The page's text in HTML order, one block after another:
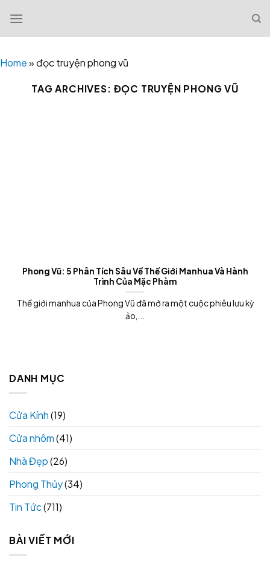
content
Home» đọc truyện phong vũ
TAG ARCHIVES: ĐỌC TRUYỆN PHONG VŨ
Phong Vũ: 5 Phân Tích Sâu Về Thế Giới Manhua Và Hành
Trình Của Mặc Phàm
Thế giới manhua của Phong Vũ đã mở ra một cuộc phiêu lưu kỳ
ảo,...
DANH MỤC
Cửa Kính(19)
Cửa nhôm(41)
Nhà Đẹp(26)
Phong Thủy(34)
Tin Tức(711)
BÀI VIẾT MỚI